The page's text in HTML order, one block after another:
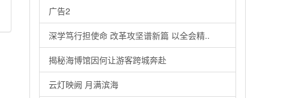
广告2
深学笃行担使命 改革攻坚谱新篇 以全会精..
揭秘海博馆因何让游客跨城奔赴
云灯映阙 月满滨海